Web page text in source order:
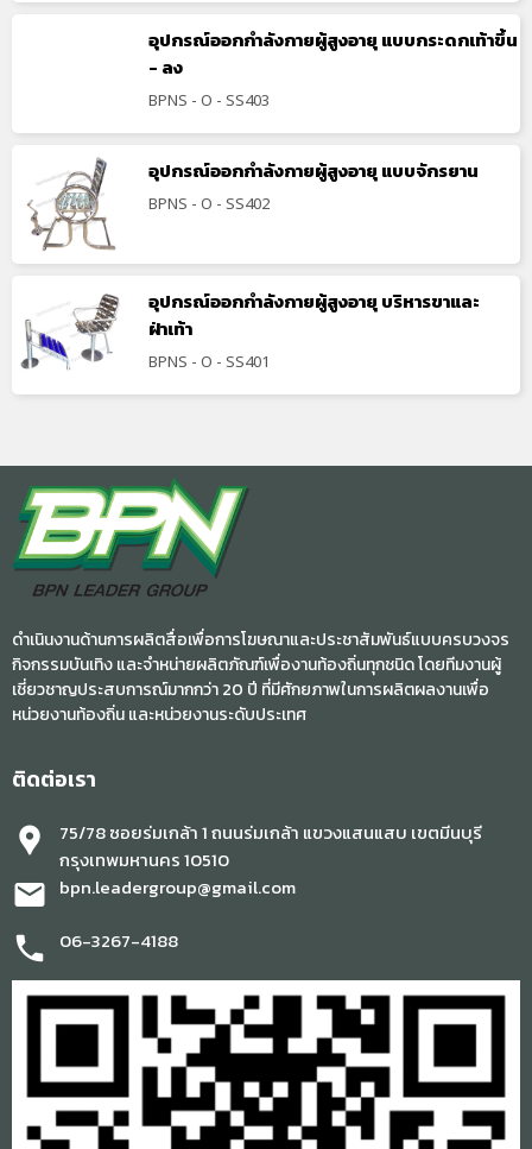
อุปกรณ์ออกกำลังกายผู้สูงอายุ แบบกระดกเท้าขึ้น
- ลง
BPNS - O - SS403
อุปกรณ์ออกกำลังกายผู้สูงอายุ แบบจักรยาน
BPNS - O - SS402
อุปกรณ์ออกกำลังกายผู้สูงอายุ บริหารขาและ
ฝ่าเท้า
BPNS - O - SS401
ดำเนินงานด้านการผลิตสื่อเพื่อการโฆษณาและประชาสัมพันธ์แบบครบวงจร
กิจกรรมบันเทิง และจำหน่ายผลิตภัณฑ์เพื่องานท้องถิ่นทุกชนิด โดยทีมงานผู้
เชี่ยวชาญประสบการณ์มากกว่า 20 ปี ที่มีศักยภาพในการผลิตผลงานเพื่อ
หน่วยงานท้องถิ่น และหน่วยงานระดับประเทศ
ติดต่อเรา
location_pin
75/78 ซอยร่มเกล้า 1 ถนนร่มเกล้า แขวงแสนแสบ เขตมีนบุรี
กรุงเทพมหานคร 10510
mail bpn.leadergroup@gmail.com
phone 06-3267-4188